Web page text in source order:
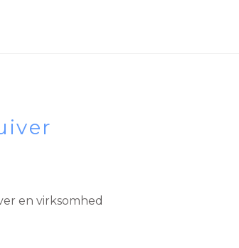
en virksomhed